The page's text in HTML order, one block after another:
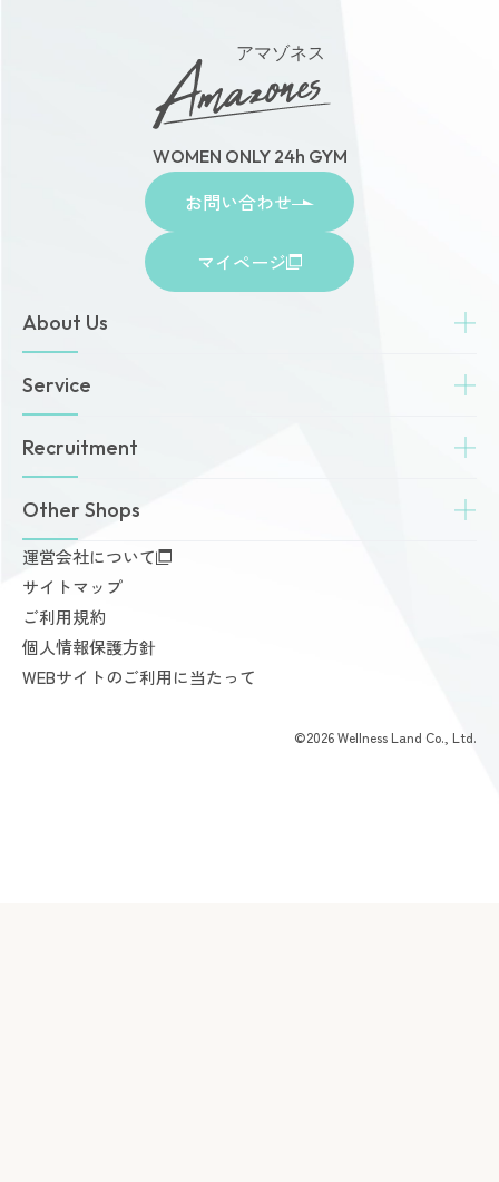
アマゾネス
WOMEN ONLY 24h GYM
お問い合わせ
マイページ
About Us
お知らせ
店舗一覧
ご予約から無料体験・見学までの流れ
料金案内
入会手続きのご案内
お支払いについて
よくあるご質問
会員様からいただいた声
Service
Amazonesのパーソナルトレーニング
AI姿勢診断・改善
Recruitment
Other Shops
完全個室PRIVATE GYM Highness
24時間ジム Amazones & Hercules
AMAZONES ONLINE SHOP
運営会社について
サイトマップ
ご利用規約
個人情報保護方針
WEBサイトのご利用に当たって
©2026 Wellness Land Co., Ltd.